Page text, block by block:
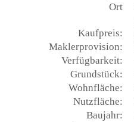
Ort
Kaufpreis:
Maklerprovision:
Verfügbarkeit:
Grundstück:
Wohnfläche:
Nutzfläche:
Baujahr: